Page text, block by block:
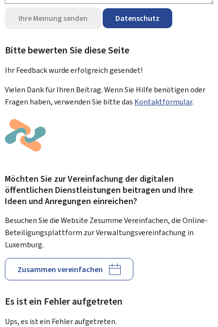
Ihre Meinung senden Datenschutz
Bitte bewerten Sie diese Seite
Ihr Feedback wurdeerfolgreichgesendet!
Vielen Dank für Ihren Beitrag. Wenn Sie Hilfe benötigen oder
Fragen haben, verwenden Sie bitte das Kontaktformular.
Möchten Sie zur Vereinfachung der digitalen
öffentlichen Dienstleistungen beitragen und Ihre
Ideen und Anregungen einreichen?
Besuchen Sie die Website Zesumme Vereinfachen, die Online-
Beteiligungsplattform zur Verwaltungsvereinfachung in
Luxemburg.
Zusammen vereinfachen
Es ist ein Fehler aufgetreten
Ups, es ist ein Fehler aufgetreten.